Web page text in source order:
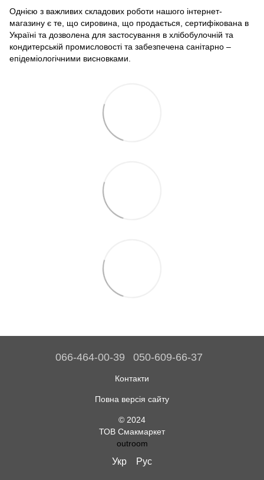
Однією з важливих складових роботи нашого інтернет-
магазину є те, що сировина, що продається, сертифікована в
Україні та дозволена для застосування в хлібобулочній та
кондитерській промисловості та забезпечена санітарно –
епідеміологічними висновками.
066-464-00-39 050-609-66-37
Контакти
Повна версія сайту
© 2024
ТОВ Смакмаркет
outroom
Укр Рус